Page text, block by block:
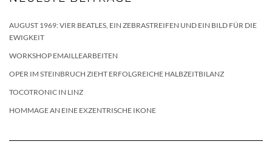
AUGUST 1969: VIER BEATLES, EIN ZEBRASTREIFEN UND EIN BILD FÜR DIE
EWIGKEIT
WORKSHOP EMAILLEARBEITEN
OPER IM STEINBRUCH ZIEHT ERFOLGREICHE HALBZEITBILANZ
TOCOTRONIC IN LINZ
HOMMAGE AN EINE EXZENTRISCHE IKONE